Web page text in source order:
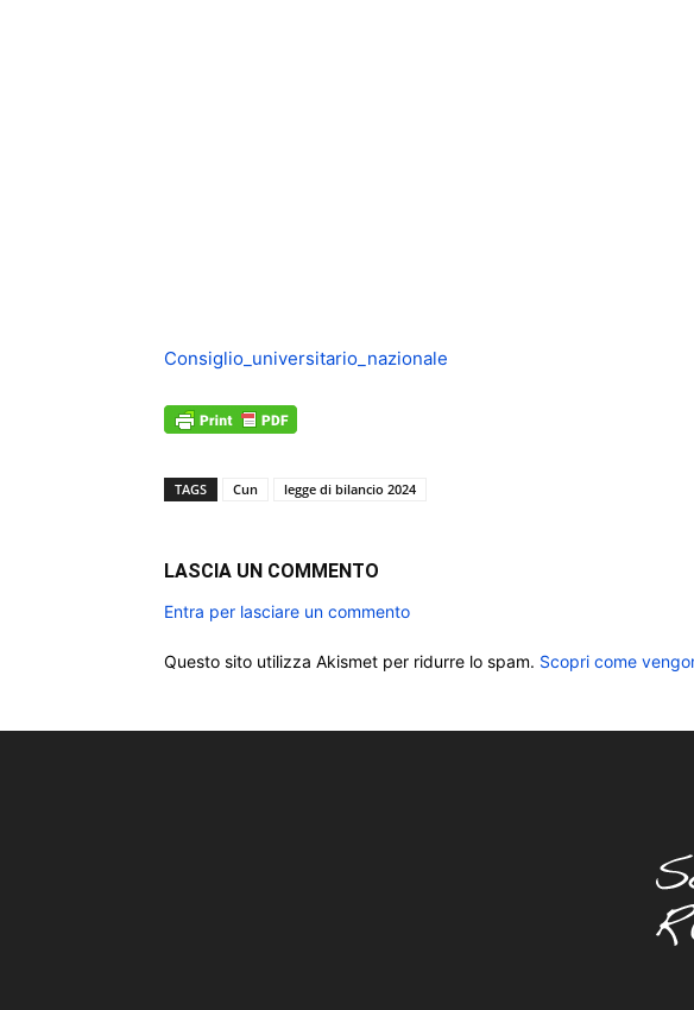
Consiglio_universitario_nazionale
TAGS Cun legge di bilancio 2024
LASCIA UN COMMENTO
Entra per lasciare un commento
Questo sito utilizza Akismet per ridurre lo spam. Scopri come